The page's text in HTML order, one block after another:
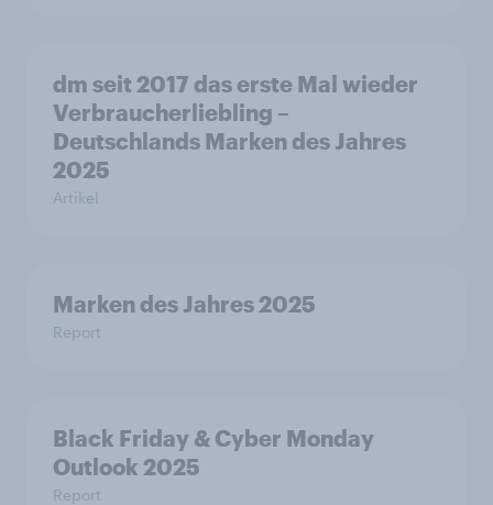
dm seit 2017 das erste Mal wieder
Verbraucherliebling –
Deutschlands Marken des Jahres
2025
Artikel
Marken des Jahres 2025
Report
Black Friday & Cyber Monday
Outlook 2025
Report